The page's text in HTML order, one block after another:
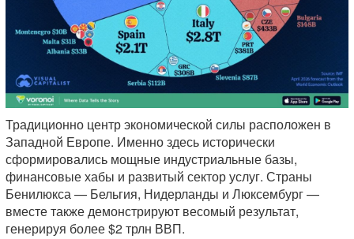
Традиционно центр экономической силы расположен в
Западной Европе. Именно здесь исторически
сформировались мощные индустриальные базы,
финансовые хабы и развитый сектор услуг. Страны
Бенилюкса — Бельгия, Нидерланды и Люксембург —
вместе также демонстрируют весомый результат,
генерируя более $2 трлн ВВП.